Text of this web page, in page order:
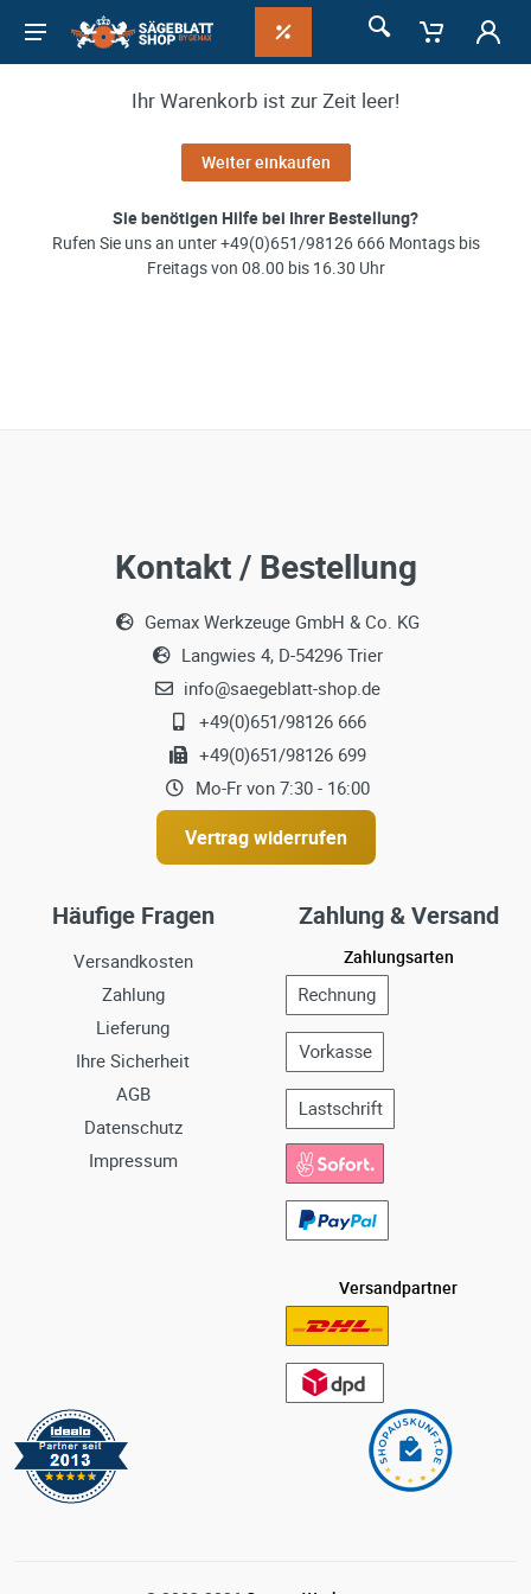
Ihr Warenkorb ist zur Zeit leer!
Weiter einkaufen
Sie benötigen Hilfe bei Ihrer Bestellung?
Rufen Sie uns an unter +49(0)651/98126 666 Montags bis
Freitags von 08.00 bis 16.30 Uhr
Kontakt / Bestellung
Gemax Werkzeuge GmbH & Co. KG
Langwies 4, D-54296 Trier
info@saegeblatt-shop.de
+49(0)651/98126 666
+49(0)651/98126 699
Mo-Fr von 7:30 - 16:00
Vertrag widerrufen
Häufige Fragen
Versandkosten
Zahlung
Lieferung
Ihre Sicherheit
AGB
Datenschutz
Impressum
Zahlung & Versand
Zahlungsarten
Versandpartner